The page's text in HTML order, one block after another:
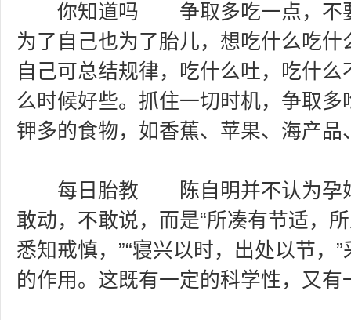
你知道吗 争取多吃一点，不要
为了自己也为了胎儿，想吃什么吃
自己可总结规律，吃什么吐，吃什
么时候好些。抓住一切时机，争取
钾多的食物，如香蕉、苹果、海产品
每日胎教 陈自明并不认为孕妇
敢动，不敢说，而是“所凑有节适，
悉知戒慎，”“寝兴以时，出处以节，
的作用。这既有一定的科学性，又有